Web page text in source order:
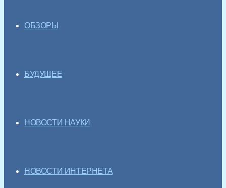
ОБЗОРЫ
БУДУЩЕЕ
НОВОСТИ НАУКИ
НОВОСТИ ИНТЕРНЕТА